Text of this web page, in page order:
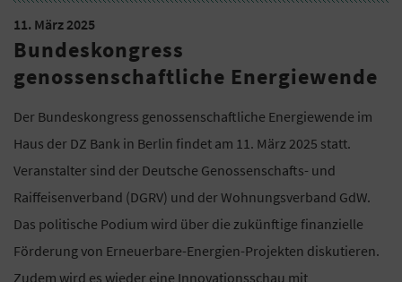
11. März 2025
Bundeskongress
genossenschaftliche Energiewende
Der Bundeskongress genossenschaftliche Energiewende im
Haus der DZ Bank in Berlin findet am 11. März 2025 statt.
Veranstalter sind der Deutsche Genossenschafts- und
Raiffeisenverband (DGRV) und der Wohnungsverband GdW.
Das politische Podium wird über die zukünftige finanzielle
Förderung von Erneuerbare-Energien-Projekten diskutieren.
Zudem wird es wieder eine Innovationsschau mit